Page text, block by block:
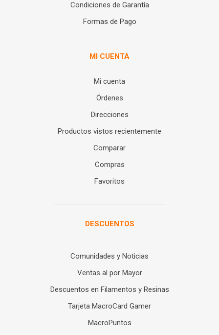
Condiciones de Garantía
Formas de Pago
MI CUENTA
Mi cuenta
Órdenes
Direcciones
Productos vistos recientemente
Comparar
Compras
Favoritos
DESCUENTOS
Comunidades y Noticias
Ventas al por Mayor
Descuentos en Filamentos y Resinas
Tarjeta MacroCard Gamer
MacroPuntos